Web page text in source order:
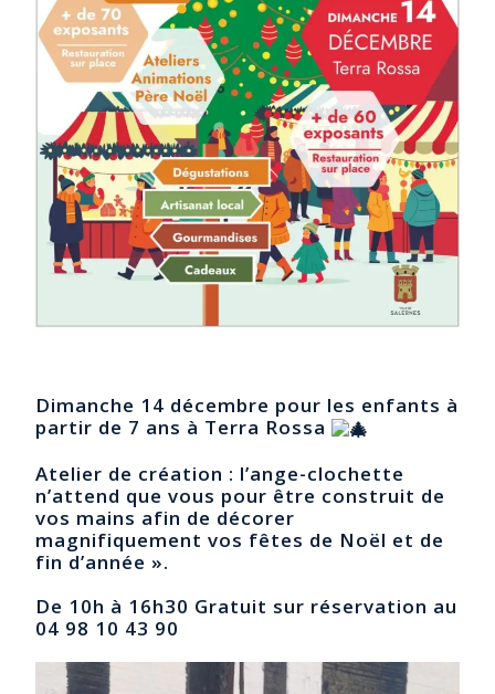
Dimanche 14 décembre pour les enfants à
partir de 7 ans à Terra Rossa
Atelier de création : l’ange-clochette
n’attend que vous pour être construit de
vos mains afin de décorer
magnifiquement vos fêtes de Noël et de
fin d’année ».
De 10h à 16h30 Gratuit sur réservation au
04 98 10 43 90